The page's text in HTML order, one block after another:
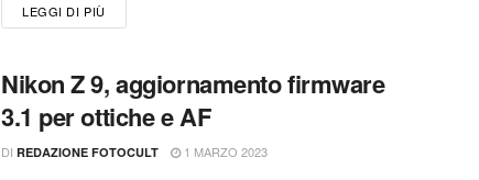
LEGGI DI PIÙ
Nikon Z 9, aggiornamento firmware
3.1 per ottiche e AF
DI REDAZIONE FOTOCULT 1 MARZO 2023